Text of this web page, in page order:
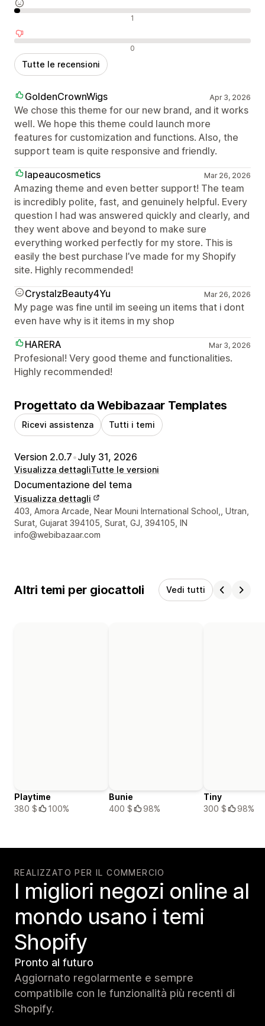
1
0
Tutte le recensioni
GoldenCrownWigs Apr 3, 2026
We chose this theme for our new brand, and it works
well. We hope this theme could launch more
features for customization and functions. Also, the
support team is quite responsive and friendly.
lapeaucosmetics
Mar 26, 2026
Amazing theme and even better support! The team
is incredibly polite, fast, and genuinely helpful. Every
question I had was answered quickly and clearly, and
they went above and beyond to make sure
everything worked perfectly for my store. This is
easily the best purchase I’ve made for my Shopify
site. Highly recommended!
CrystalzBeauty4Yu
Mar 26, 2026
My page was fine until im seeing un items that i dont
even have why is it items in my shop
HARERA
Mar 3, 2026
Profesional! Very good theme and functionalities.
Highly recommended!
Progettato da Webibazaar Templates
Ricevi assistenza Tutti i temi
Version 2.0.7•July 31, 2026
Visualizza dettagliTutte le versioni
Documentazione del tema
Visualizza dettagli
Recapiti del designer
403, Amora Arcade, Near Mouni International School,, Utran,
Surat, Gujarat 394105, Surat, GJ, 394105, IN
info@webibazaar.com
Altri temi per giocattoli Vedi tutti
Playtime
380 $
100%
Bunie
400 $
98%
Tiny
300 $
98%
REALIZZATO PER IL COMMERCIO
I migliori negozi online al
mondo usano i temi
Shopify
Pronto al futuro
Aggiornato regolarmente e sempre
compatibile con le funzionalità più recenti di
Shopify.